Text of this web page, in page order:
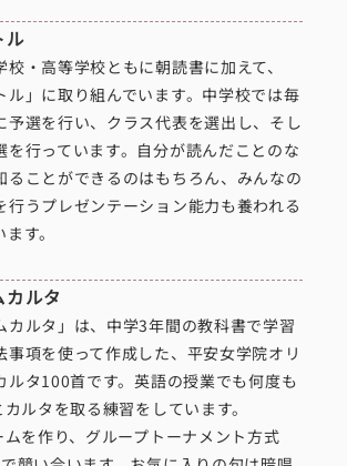
ル
・高等学校ともに朝読書に加えて、
ル」に取り組んでいます。中学校では毎
予選を行い、クラス代表を選出し、そし
を行っています。自分が読んだことのな
ることができるのはもちろん、みんなの
行うプレゼンテーション能力も養われる
す。
ルタ
カルタ」は、中学3年間の教科書で学習
事項を使って作成した、平安女学院オリ
ルタ100首です。英語の授業でも何度も
ルタを取る練習をしています。
を作り、グループトーナメント方式